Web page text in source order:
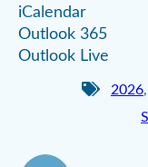
iCalendar
Outlook 365
Outlook Live
2026,